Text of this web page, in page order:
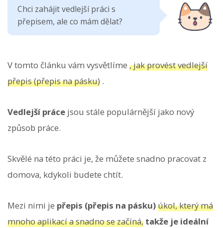
Chci zahájit vedlejší práci s
přepisem, ale co mám dělat?
V tomto článku vám vysvětlíme , jak provést vedlejší
přepis (přepis na pásku) .
Vedlejší práce jsou stále populárnější jako nový
způsob práce.
Skvělé na této práci je, že můžete snadno pracovat z
domova, kdykoli budete chtít.
Mezi nimi je přepis (přepis na pásku)úkol, který má
mnoho aplikací a snadno se začíná, takže je ideální